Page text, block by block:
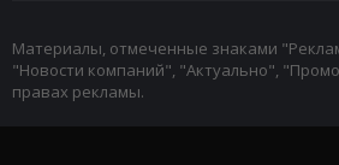
Материалы, отмеченные знаками
"Новости компаний", "Актуально",
правах рекламы.